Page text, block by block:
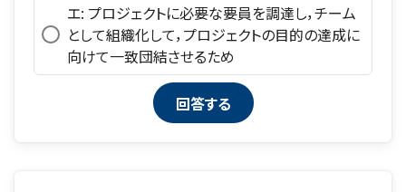
エ: プロジェクトに必要な要員を調達し，チーム
として組織化して，プロジェクトの目的の達成に
向けて一致団結させるため